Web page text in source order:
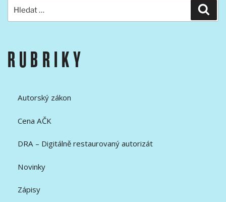
RUBRIKY
Autorský zákon
Cena AČK
DRA – Digitálně restaurovaný autorizát
Novinky
Zápisy